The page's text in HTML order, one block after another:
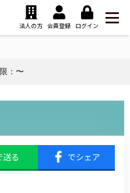
法人の方 会員登録 ログイン
：〜
送る でシェア